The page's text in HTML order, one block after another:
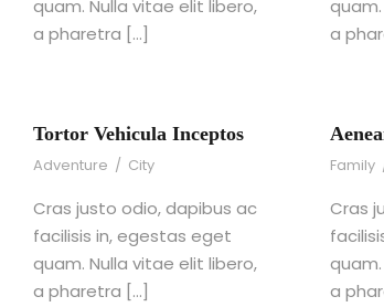
quam. Nulla vitae elit libero,
a pharetra […]
a
Tortor Vehicula Inceptos
Adventure / City
Cras justo odio, dapibus ac
facilisis in, egestas eget
quam. Nulla vitae elit libero,
a pharetra […]
Family
Cras
a